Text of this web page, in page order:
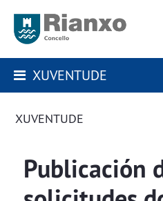
XUVENTUDE
XUVENTUDE
Publicación